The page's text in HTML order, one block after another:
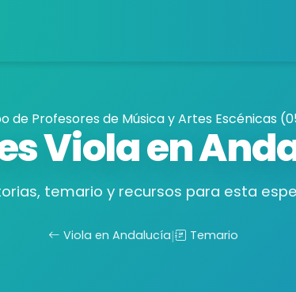
de Profesores de Música y Artes Escénicas
Viola en
temario y recursos para esta
Viola en Andalucía| Temario